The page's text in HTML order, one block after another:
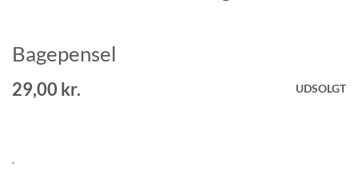
Gå
til
starten
af
Bagepensel
29,00 kr. UDSOLGT
.